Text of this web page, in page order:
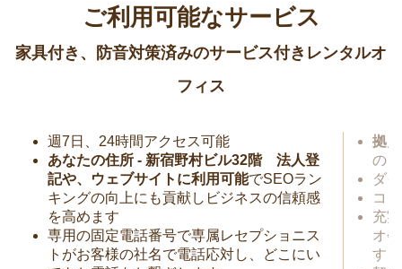
ご利用可能なサービス
家具付き、防音対策済みのサービス付きレンタルオ
フィス
週7日、24時間アクセス可能
あなたの住所 - 新宿野村ビル32階 法人登
記や、ウェブサイトに利用可能でSEOラン
キングの向上にも貢献しビジネスの信頼感
を高めます
専用の固定電話番号で専属レセプショニス
トがお客様の社名で電話応対し、どこにい
拠
の
ダ
コ
充
オ
す